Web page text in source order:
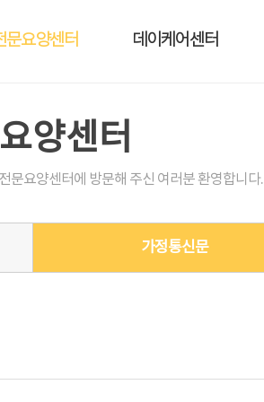
문요양센터 데이케어센터
양센터
문요양센터에 방문해 주신 여러분 환영합니다.
가정통신문